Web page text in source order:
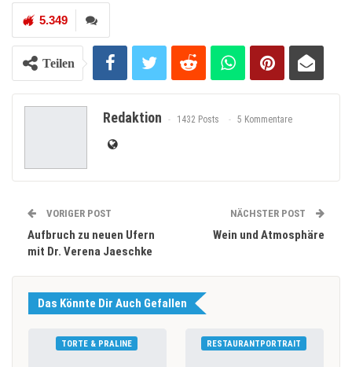
5.349
Teilen
Redaktion 1432 Posts 5 Kommentare
VORIGER POST
Aufbruch zu neuen Ufern
mit Dr. Verena Jaeschke
NÄCHSTER POST
Wein und Atmosphäre
Das Könnte Dir Auch Gefallen
TORTE & PRALINE RESTAURANTPORTRAIT